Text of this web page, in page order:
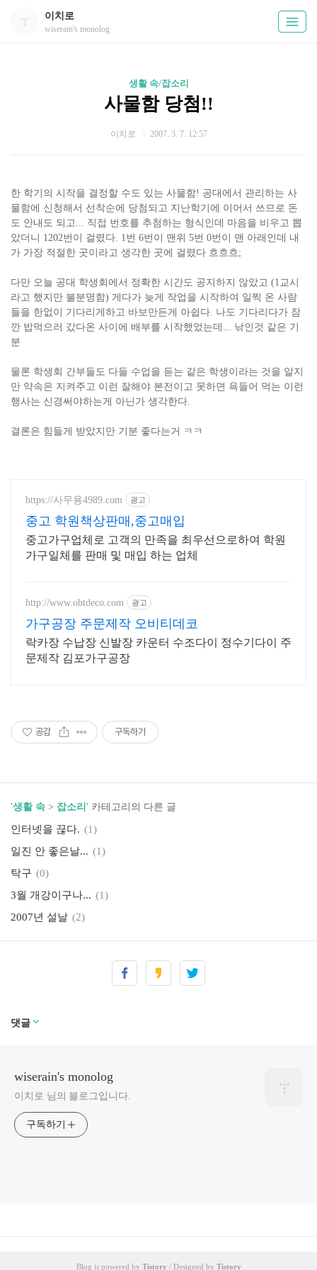
이치로
wiserain's monolog
생활 속/잡소리
사물함 당첨!!
이치로 2007. 3. 7. 12:57
한 학기의 시작을 결정할 수도 있는 사물함! 공대에서 관리하는 사
물함에 신청해서 선착순에 당첨되고 지난학기에 이어서 쓰므로 돈
도 안내도 되고... 직접 번호를 추첨하는 형식인데 마음을 비우고 뽑
았더니 1202번이 걸렸다. 1번 6번이 맨위 5번 0번이 맨 아래인데 내
가 가장 적절한 곳이라고 생각한 곳에 걸렸다 흐흐흐;
다만 오늘 공대 학생회에서 정확한 시간도 공지하지 않았고 (1교시
라고 했지만 불분명함) 게다가 늦게 작업을 시작하여 일찍 온 사람
들을 한없이 기다리게하고 바보만든게 아쉽다. 나도 기다리다가 잠
깐 밥먹으러 갔다온 사이에 배부를 시작했었는데... 낚인것 같은 기
분
물론 학생회 간부들도 다들 수업을 듣는 같은 학생이라는 것을 알지
만 약속은 지켜주고 이런 잘해야 본전이고 못하면 욕들어 먹는 이런
행사는 신경써야하는게 아닌가 생각한다.
결론은 힘들게 받았지만 기분 좋다는거 ㅋㅋ
https://사무용4989.com 광고
중고 학원책상판매,중고매입
중고가구업체로 고객의 만족을 최우선으로하여 학원
가구일체를 판매 및 매입 하는 업체
http://www.obtdeco.com 광고
가구공장 주문제작 오비티데코
락카장 수납장 신발장 카운터 수조다이 정수기다이 주
문제작 김포가구공장
공감 구독하기
'생활 속 > 잡소리 ' 카테고리의 다른 글
인터넷을 끊다. (1)
일진 안 좋은날... (1)
탁구 (0)
3월 개강이구나... (1)
2007년 설날 (2)
댓글
wiserain's monolog
이치로 님의 블로그입니다.
구독하기
Blog is powered by Tistory / Designed by Tistory